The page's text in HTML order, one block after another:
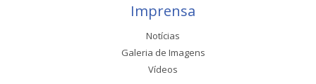
Imprensa
Notícias
Galeria de Imagens
Vídeos